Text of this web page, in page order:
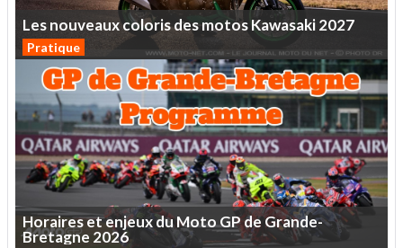
LesnouveauxcolorisdesmotosKawasaki2027
Pratique
HorairesetenjeuxduMotoGPdeGrande-
Bretagne 2026